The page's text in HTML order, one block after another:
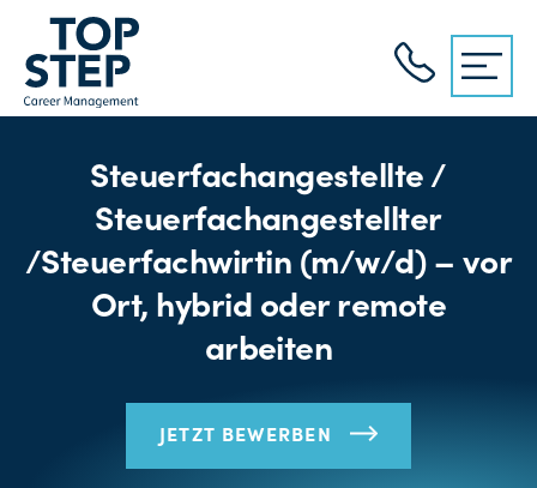
Steuerfachangestellte /
Steuerfachangestellter
/Steuerfachwirtin (m/w/d) – vor
Ort, hybrid oder remote
arbeiten
JETZT BEWERBEN